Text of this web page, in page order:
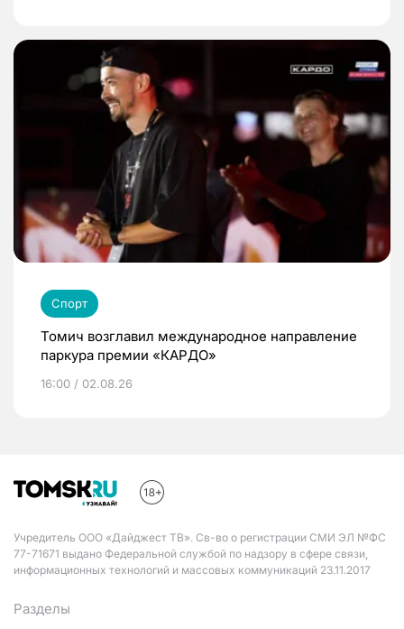
Спорт
Томич возглавил международное направление
паркура премии «КАРДО»
16:00 / 02.08.26
Учредитель ООО «Дайджест ТВ». Св-во о регистрации СМИ ЭЛ №ФС
77-71671 выдано Федеральной службой по надзору в сфере связи,
информационных технологий и массовых коммуникаций 23.11.2017
Разделы